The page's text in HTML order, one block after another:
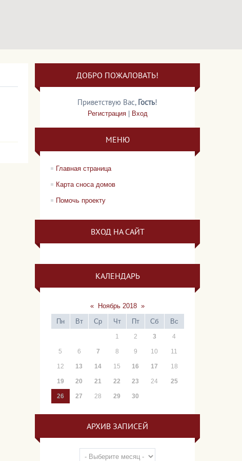
ДОБРО ПОЖАЛОВАТЬ!
Приветствую Вас, Гость!
Регистрация| Вход
МЕНЮ
Главная страница
Карта сноса домов
Помочь проекту
ВХОД НА САЙТ
КАЛЕНДАРЬ
« Ноябрь 2018 »
Пн
Вт Ср Чт Пт Сб Вс
1 2 3 4
5 6 7 8 9 10 11
12 13 14 15 16 17 18
19 20 21 22 23 24 25
26 27 28 29 30
АРХИВ ЗАПИСЕЙ